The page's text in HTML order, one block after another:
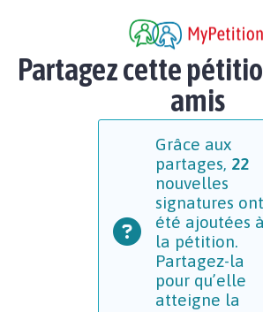
Partagez cette
amis
Grâce aux
partages, 22
nouvelles
signatures ont
été ajoutées à
la pétition.
Partagez-la
pour qu’elle
atteigne la